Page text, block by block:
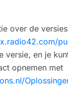
over de
versie, en je
opnemen met